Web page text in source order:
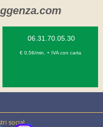
06.31.70.05.30
€ 0,56/min. + IVA con carta
social